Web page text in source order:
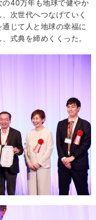
の40万年も地球で健やか
次世代へつなげていく
じて人と地球の幸福に
式典を締めくくった。